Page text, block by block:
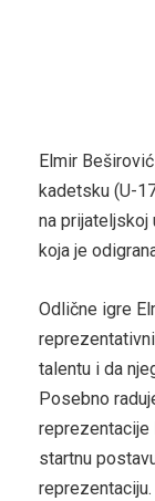
Elmir
kadetsku (U-
na prijateljskoj
koja je
Odlične igre
talentu i da
Posebno
reprezentacije
startnu
reprezentaciju.